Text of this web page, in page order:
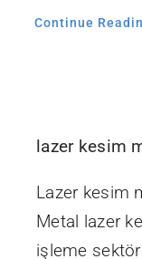
Continue
lazer kesim
Lazer kesim
Metal lazer
işleme